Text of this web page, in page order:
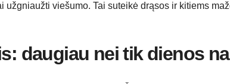
užgniaužti viešumo. Tai suteikė drąsos ir kitiems
daugiau nei tik dienos